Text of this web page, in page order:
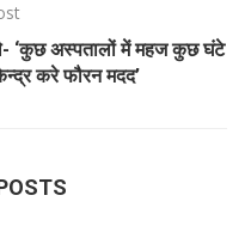
‘कुछ अस्पतालों में महज कुछ घंटे
करे फौरन मदद’